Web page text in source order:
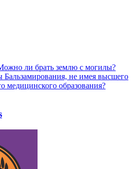
ли брать землю с могилы?
не имея высшего
медицинского образования?